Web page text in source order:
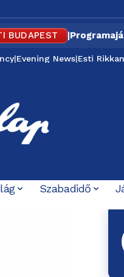
BUDAPEST |
|Evening News|Esti
Szabadidő